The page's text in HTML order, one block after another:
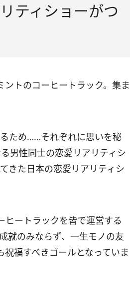
ティショーがつ
ントのコーヒートラック。集ま
ため……それぞれに思いを秘
男性同士の恋愛リアリティシ
きた日本の恋愛リアリティシ
ヒートラックを皆で運営する
就のみならず、一生モノの友
福すべきゴールとなっていま